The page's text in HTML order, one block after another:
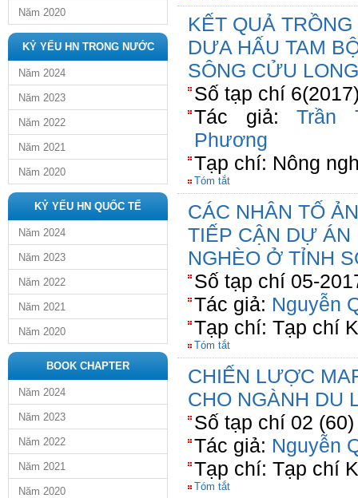
Năm 2020
KỶ YẾU HN TRONG NƯỚC
Năm 2024
Năm 2023
Năm 2022
Năm 2021
Năm 2020
KỶ YẾU HN QUỐC TẾ
Năm 2024
Năm 2023
Năm 2022
Năm 2021
Năm 2020
BOOK CHAPTER
Năm 2024
Năm 2023
Năm 2022
Năm 2021
Năm 2020
KẾT QUẢ
DƯA HẤU TAM
SÔNG CỬU LONG
Số tạp chí
Tác giả:Trần
Phương
Tạp chí: Nông
Tóm tắt
CÁC NHÂN TỐ
TIẾP CẬN DỰ ÁN
NGHÈO Ở TỈNH
Số tạp chí 05-
Tác giả: Nguyễn
Tạp chí: Tạp chí
Tóm tắt
CHIẾN LƯỢC
CHO NGÀNH DU
Số tạp chí 02
Tác giả: Nguyễn
Tạp chí: Tạp chí
Tóm tắt